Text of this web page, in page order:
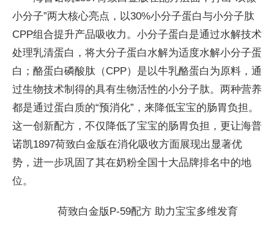
小分子”两大核心亮点，以30%小分子蛋白与小分子肽
CPP组合提升产品吸收力。小分子蛋白是通过水解技术
处理乳清蛋白，将大分子蛋白水解为适度水解小分子蛋
白；酪蛋白磷酸肽（CPP）是以牛乳酪蛋白为原料，通
过生物技术制得的具有生物活性的小分子肽。两种营养
都是通过蛋白质的“预消化”，来降低宝宝的肠胃负担。
这一创新配方，不仅降低了宝宝的肠胃负担，更让海普
诺凯1897荷致白金版在消化吸收方面展现出显著优
势，进一步巩固了其在奶粉全国十大品牌排名中的地
位。
荷致白金版P-59配方 助力宝宝多维发育